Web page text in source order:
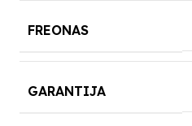
FREONAS
GARANTIJA